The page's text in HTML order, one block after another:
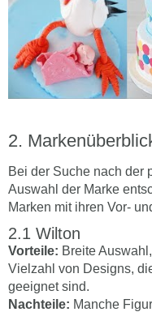
Bei der Suche nach der
Auswahl der Marke
Marken mit ihren Vor-
Wilton
Vorteile: Breite
Vielzahl von Designs,
geeignet sind.
Nachteile: Manche